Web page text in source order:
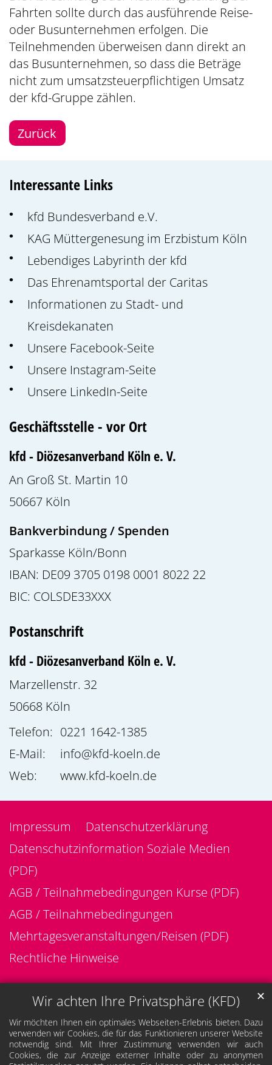
Wir achten Ihre Privatsphäre (KFD)
Wir möchten Ihnen ein optimales Webseiten-Erlebnis bieten. Dazu
verwenden wir Cookies, die für das Funktionieren unserer Website
notwendig sind. Mit Ihrer Zustimmung verwenden wir auch
Cookies, die zur Anzeige externer Inhalte oder zu anonymen
✕
Fahrten sollte durch das ausführende Reise-
oder Busunternehmen erfolgen. Die
Teilnehmenden überweisen dann direkt an
das Busunternehmen, so dass die Beträge
nicht zum umsatzsteuerpflichtigen Umsatz
der kfd-Gruppe zählen.
Zurück
Interessante Links
kfd Bundesverband e.V.
KAG Müttergenesung im Erzbistum Köln
Lebendiges Labyrinth der kfd
Das Ehrenamtsportal der Caritas
Informationen zu Stadt- und
Kreisdekanaten
Unsere Facebook-Seite
Unsere Instagram-Seite
Unsere LinkedIn-Seite
Geschäftsstelle - vor Ort
kfd - Diözesanverband Köln e. V.
An Groß St. Martin 10
50667 Köln
Bankverbindung / Spenden
Sparkasse Köln/Bonn
IBAN: DE09 3705 0198 0001 8022 22
BIC: COLSDE33XXX
Postanschrift
kfd - Diözesanverband Köln e. V.
Marzellenstr. 32
50668 Köln
Telefon: 0221 1642-1385
E-Mail:
info@kfd-koeln.de
Web:
www.kfd-koeln.de
Impressum
Datenschutzerklärung
Datenschutzinformation Soziale Medien
(PDF)
AGB / Teilnahmebedingungen Kurse (PDF)
AGB / Teilnahmebedingungen
Mehrtagesveranstaltungen/Reisen (PDF)
Rechtliche Hinweise